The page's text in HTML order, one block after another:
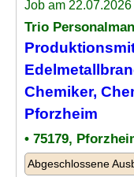
Job am
Trio
Chemiker,
Pforzheim
• 75179,
Abgeschlossene